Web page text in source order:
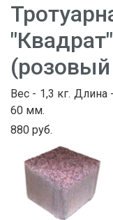
Вес - 1,3 кг.
60 мм.
880 руб.